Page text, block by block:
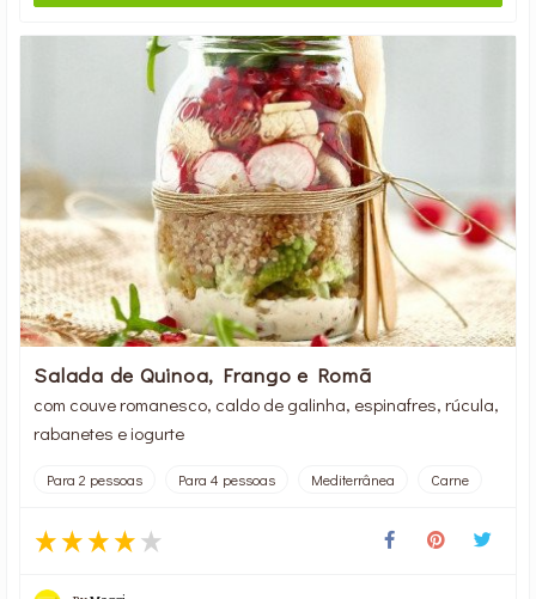
Salada de Quinoa, Frango e Romã
com couve romanesco, caldo de galinha, espinafres, rúcula,
rabanetes e iogurte
Para 2 pessoas Para 4 pessoas Mediterrânea Carne